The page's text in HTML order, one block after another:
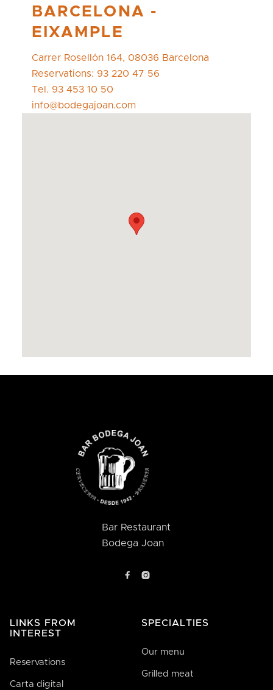
BARCELONA -
EIXAMPLE
Carrer Rosellón 164, 08036 Barcelona
Reservations: 93 220 47 56
Tel. 93 453 10 50
info@bodegajoan.com
Bar Restaurant
Bodega Joan
 
LINKS FROM
INTEREST
Reservations
Carta digital
SPECIALTIES
Our menu
Grilled meat